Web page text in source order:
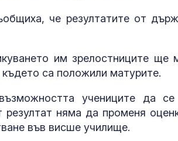
че резултатите от
им зрелостниците ще
са положили матурите.
учениците да
резултат няма да променя
във висше училище.